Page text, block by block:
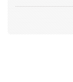
ในช่วงเพียงห้าเ
tners ได้รับคำข